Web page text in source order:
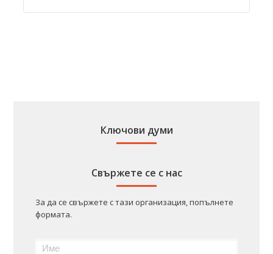
Ключови думи
Свържете се с нас
За да се свържете с тази организация, попълнете
формата.